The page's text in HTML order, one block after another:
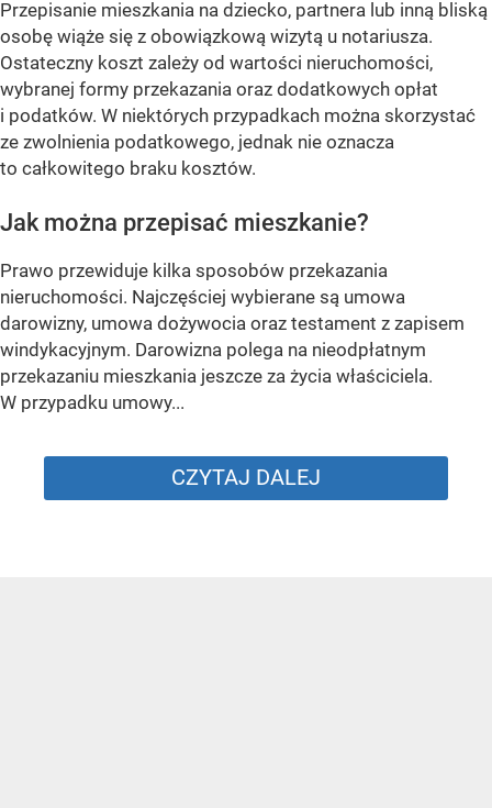
Przepisanie mieszkania na dziecko, partnera lub inną bliską
osobę wiąże się z obowiązkową wizytą u notariusza.
Ostateczny koszt zależy od wartości nieruchomości,
wybranej formy przekazania oraz dodatkowych opłat
i podatków. W niektórych przypadkach można skorzystać
ze zwolnienia podatkowego, jednak nie oznacza
to całkowitego braku kosztów.
Jak można przepisać mieszkanie?
Prawo przewiduje kilka sposobów przekazania
nieruchomości. Najczęściej wybierane są umowa
darowizny, umowa dożywocia oraz testament z zapisem
windykacyjnym. Darowizna polega na nieodpłatnym
przekazaniu mieszkania jeszcze za życia właściciela.
W przypadku umowy...
CZYTAJ DALEJ